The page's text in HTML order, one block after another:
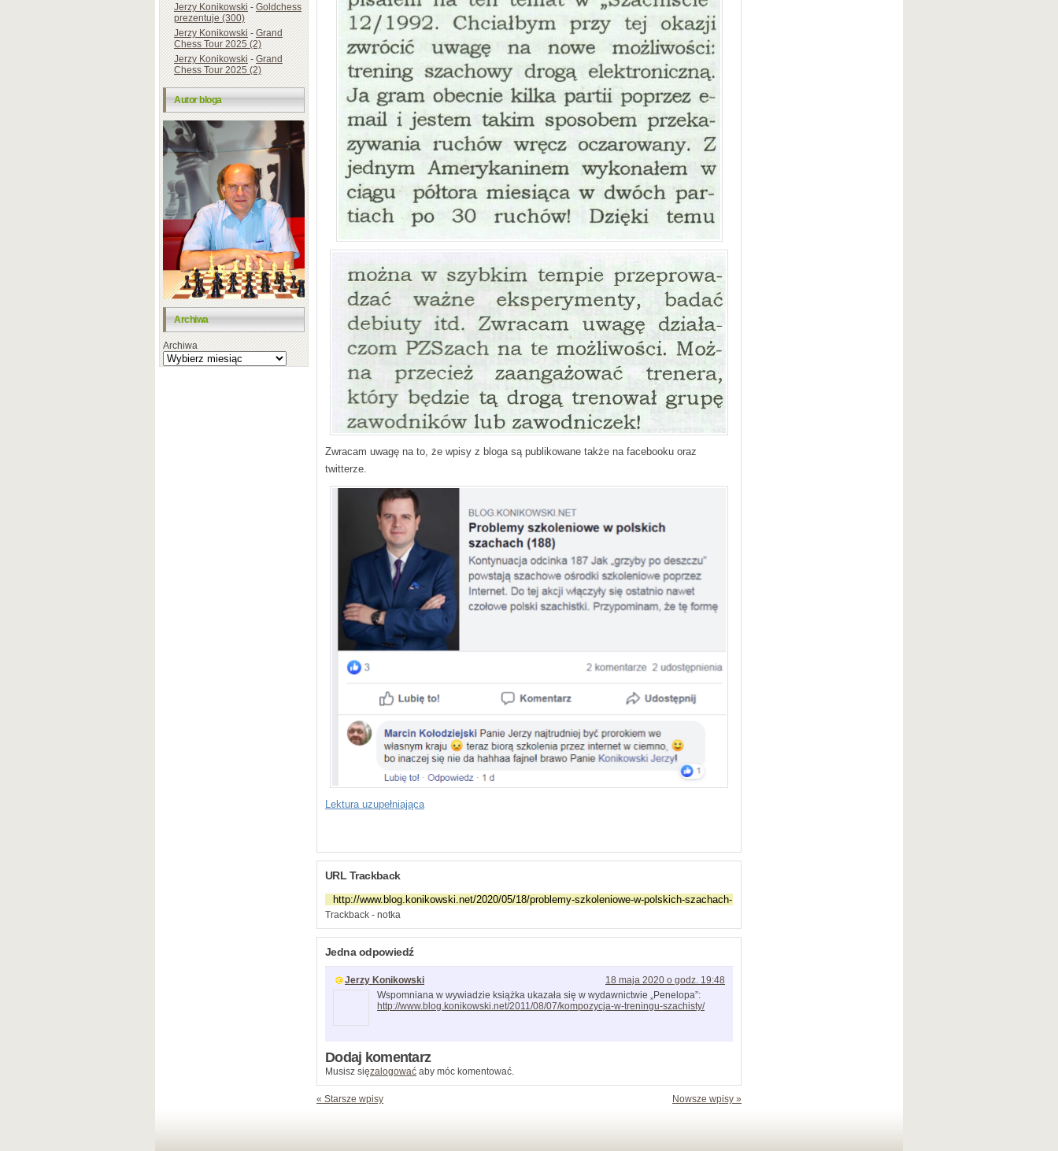
Jerzy Konikowski-Goldchess
prezentuje (300)
Jerzy Konikowski-Grand
Chess Tour 2025 (2)
Jerzy Konikowski-Grand
Chess Tour 2025 (2)
Autor bloga
Archiwa
Archiwa
Zwracam uwagę na to, że wpisy z bloga są publikowane także na facebooku oraz
twitterze.
Lektura uzupełniająca
URL Trackback
Trackback - notka
Jedna odpowiedź
Jerzy Konikowski
18 maja 2020 o godz. 19:48
Wspomniana w wywiadzie książka ukazała się w wydawnictwie „Penelopa”:
http://www.blog.konikowski.net/2011/08/07/kompozycja-w-treningu-szachisty/
Dodaj komentarz
Musisz sięzalogować aby móc komentować.
« Starsze wpisy Nowsze wpisy »